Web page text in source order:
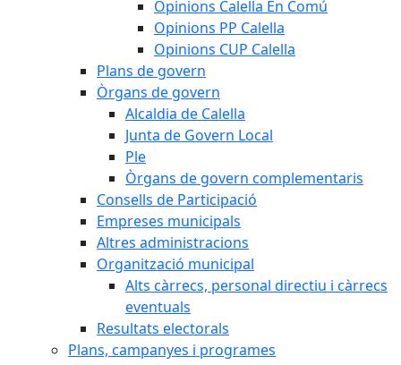
Opinions Calella En Comú
Opinions PP Calella
Opinions CUP Calella
Plans de govern
Òrgans de govern
Alcaldia de Calella
Junta de Govern Local
Ple
Òrgans de govern complementaris
Consells de Participació
Empreses municipals
Altres administracions
Organització municipal
Alts càrrecs, personal directiu i càrrecs
eventuals
Resultats electorals
Plans, campanyes i programes